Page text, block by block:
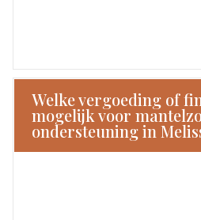
Welke vergoeding of
mogelijk voor
ondersteuning in